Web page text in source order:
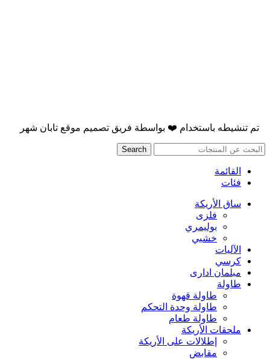
تم تنشيطه باستخدام ❤️ بواسطة فريق تصميم موقع تابان شهر
Search
القائمة
فئات
ساق الأريكة
فلزی
بوليمري
خشبي
الآليات
كرسي
مبلمان اداری
طاولة
طاولة قهوة
طاولة وحدة التحكم
طاولة طعام
ملحقات الأريكة
إطلالات على الأريكة
مقابض